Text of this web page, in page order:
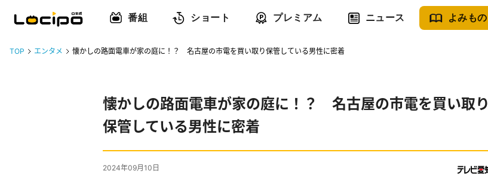
番組 ショート プレミアム ニュース よみもの
TOP エンタメ 懐かしの路面電車が家の庭に！？ 名古屋の市電を買い取り保管している男性に密着
懐かしの路面電車が家の庭に！？ 名古屋の市電を買い取り
保管している男性に密着
2024年09月10日